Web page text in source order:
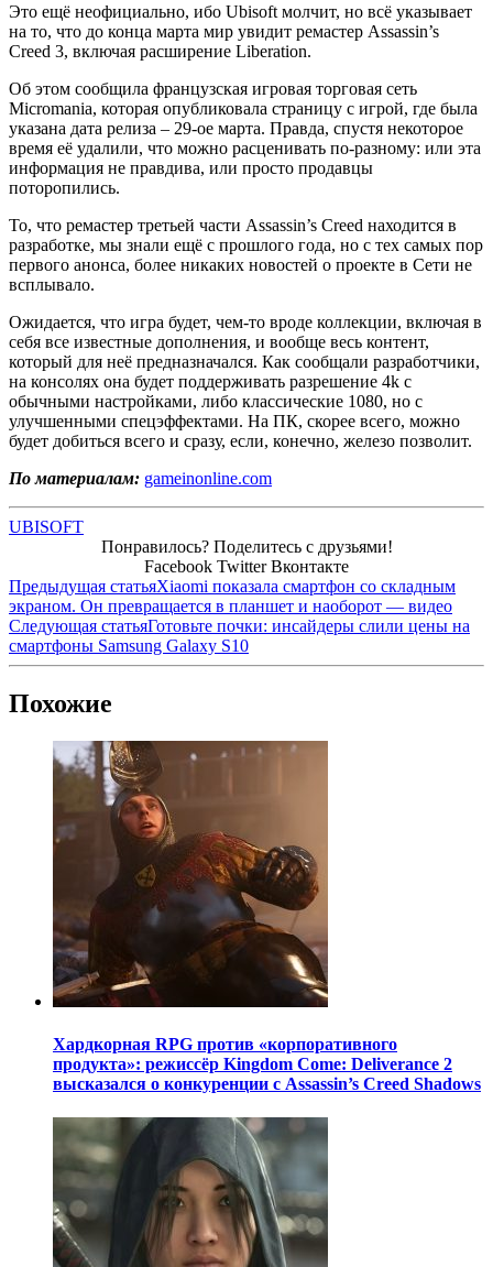
Это ещё неофициально, ибо Ubisoft молчит, но всё указывает
на то, что до конца марта мир увидит ремастер Assassin’s
Creed 3, включая расширение Liberation.
Об этом сообщила французская игровая торговая сеть
Micromania, которая опубликовала страницу с игрой, где была
указана дата релиза – 29-ое марта. Правда, спустя некоторое
время её удалили, что можно расценивать по-разному: или эта
информация не правдива, или просто продавцы
поторопились.
То, что ремастер третьей части Assassin’s Creed находится в
разработке, мы знали ещё с прошлого года, но с тех самых пор
первого анонса, более никаких новостей о проекте в Сети не
всплывало.
Ожидается, что игра будет, чем-то вроде коллекции, включая в
себя все известные дополнения, и вообще весь контент,
который для неё предназначался. Как сообщали разработчики,
на консолях она будет поддерживать разрешение 4k с
обычными настройками, либо классические 1080, но с
улучшенными спецэффектами. На ПК, скорее всего, можно
будет добиться всего и сразу, если, конечно, железо позволит.
По материалам: gameinonline.com
UBISOFT
Понравилось? Поделитесь с друзьями!
Facebook Twitter Вконтакте
Предыдущая статьяXiaomi показала смартфон со складным
экраном. Он превращается в планшет и наоборот — видео
Следующая статьяГотовьте почки: инсайдеры слили цены на
смартфоны Samsung Galaxy S10
Похожие
Хардкорная RPG против «корпоративного
продукта»: режиссёр Kingdom Come: Deliverance 2
высказался о конкуренции с Assassin’s Creed Shadows